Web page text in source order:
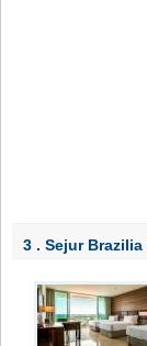
3 . Sejur Brazilia